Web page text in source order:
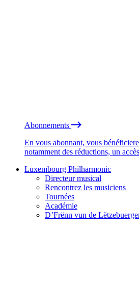
Abonnements
En vous abonnant, vous
notamment des réductions, un
Luxembourg Philharmonic
Directeur musical
Rencontrez les musiciens
Tournées
Académie
D’Frënn vun de